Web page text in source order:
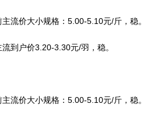
流价大小规格：5.00-5.10元/斤，稳。
到户价3.20-3.30元/羽，稳。
流价大小规格：5.00-5.10元/斤，稳。